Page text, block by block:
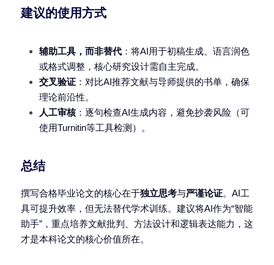
建议的使用方式
辅助工具，而非替代 ：将AI用于初稿生成、语言润色
或格式调整，核心研究设计需自主完成。
交叉验证 ：对比AI推荐文献与导师提供的书单，确保
理论前沿性。
人工审核：逐句检查AI生成内容，避免抄袭风险（可
使用Turnitin等工具检测）。
总结
撰写合格毕业论文的核心在于独立思考与严谨论证。AI工
具可提升效率，但无法替代学术训练。建议将AI作为“智能
助手”，重点培养文献批判、方法设计和逻辑表达能力，这
才是本科论文的核心价值所在。